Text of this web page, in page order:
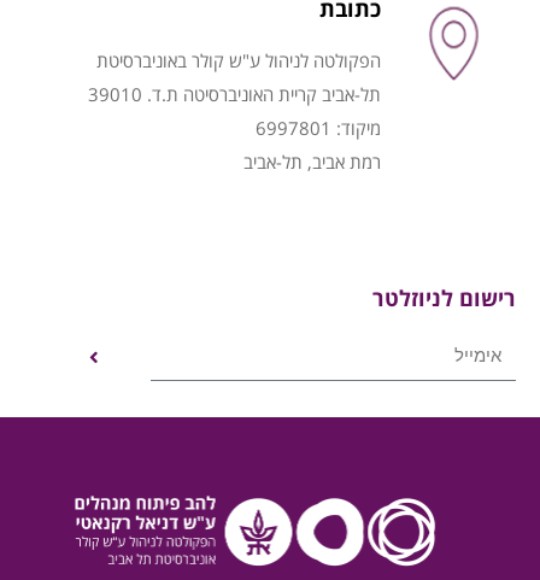
כתובת
הפקולטה לניהול ע"ש קולר באוניברסיטת
תל-אביב קריית האוניברסיטה ת.ד. 39010
מיקוד: 6997801
רמת אביב, תל-אביב
רישום לניוזלטר